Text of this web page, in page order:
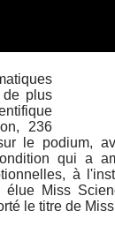
plus
236
le podium,
qui a
à
Miss
le titre de